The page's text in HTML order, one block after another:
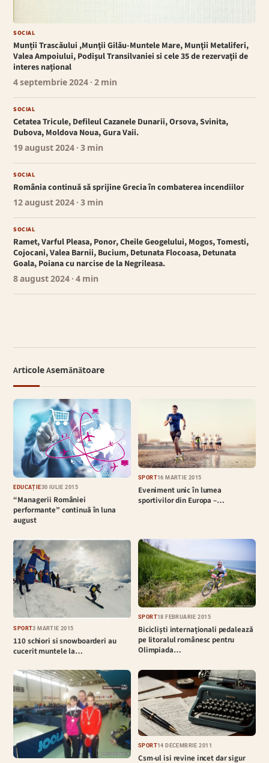
SOCIAL
Munții Trascăului ,Munţii Gilău-Muntele Mare, Munţii Metaliferi,
Valea Ampoiului, Podişul Transilvaniei si cele 35 de rezervaţii de
interes național
4 septembrie 2024 · 2 min
SOCIAL
Cetatea Tricule, Defileul Cazanele Dunarii, Orsova, Svinita,
Dubova, Moldova Noua, Gura Vaii.
19 august 2024 · 3 min
SOCIAL
România continuă să sprijine Grecia în combaterea incendiilor
12 august 2024 · 3 min
SOCIAL
Ramet, Varful Pleasa, Ponor, Cheile Geogelului, Mogos, Tomesti,
Cojocani, Valea Barnii, Bucium, Detunata Flocoasa, Detunata
Goala, Poiana cu narcise de la Negrileasa.
8 august 2024 · 4 min
Articole Asemănătoare
EDUCAȚIE30 IULIE 2015
“Managerii României
performante” continuă în luna
august
SPORT16 MARTIE 2015
Eveniment unic în lumea
sportivilor din Europa –…
SPORT3 MARTIE 2015
110 schiori si snowboarderi au
cucerit muntele la…
SPORT18 FEBRUARIE 2015
Bicicliști internaționali pedalează
pe litoralul românesc pentru
Olimpiada…
SPORT14 DECEMBRIE 2011
Csm-ul isi revine incet dar sigur